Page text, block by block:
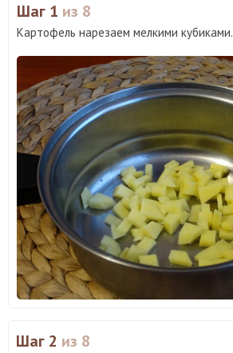
Шаг 1 из 8
Картофель нарезаем мелкими кубиками.
Шаг 2 из 8